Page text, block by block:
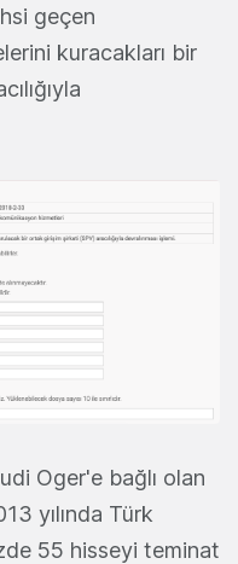
geçen
kuracakları bir
Oger'e bağlı olan
yılında Türk
55 hisseyi teminat